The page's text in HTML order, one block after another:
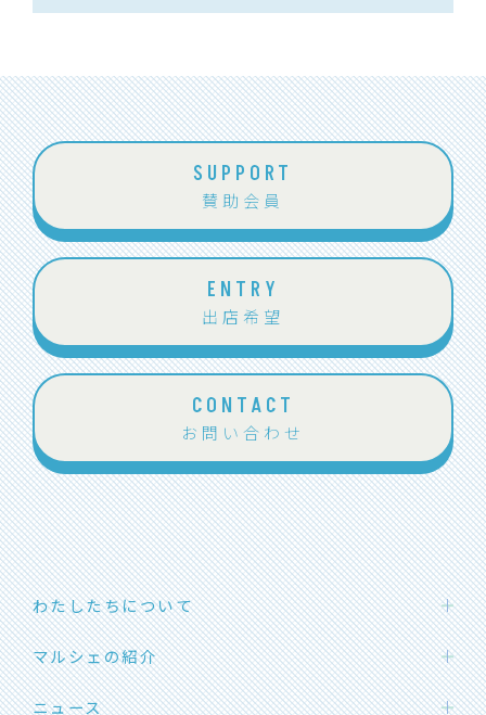
SUPPORT
賛助会員
ENTRY
出店希望
CONTACT
お問い合わせ
わたしたちについて
わたしたちの想い
団体概要
マルシェの紹介
ハカタエシカルマーケット
ニュース